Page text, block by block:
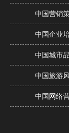
中国营销
中国企业
中国城市
中国旅游
中国网络